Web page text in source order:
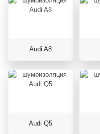
Audi A8
Audi Q5